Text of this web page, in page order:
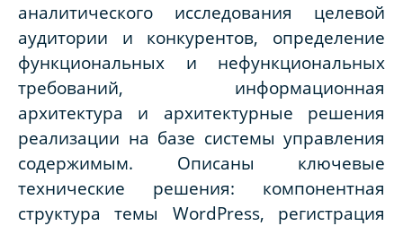
аналитического исследования целевой
аудитории и конкурентов, определение
функциональных и нефункциональных
требований, информационная
архитектура и архитектурные решения
реализации на базе системы управления
содержимым. Описаны ключевые
технические решения: компонентная
структура темы WordPress, регистрация